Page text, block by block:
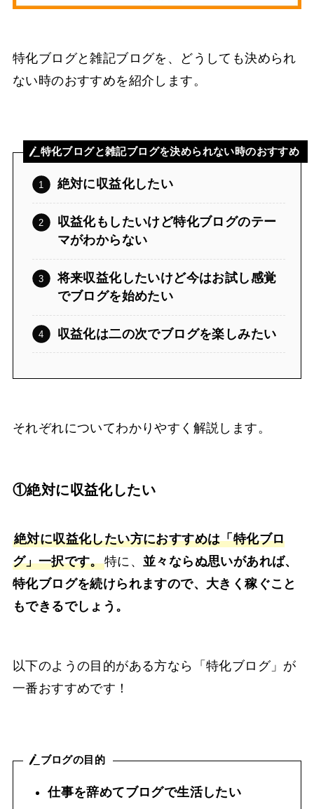
特化ブログと雑記ブログを、どうしても決められ
ない時のおすすめを紹介します。
特化ブログと雑記ブログを決められない時のおすすめ
絶対に収益化したい
収益化もしたいけど特化ブログのテー
マがわからない
将来収益化したいけど今はお試し感覚
でブログを始めたい
収益化は二の次でブログを楽しみたい
それぞれについてわかりやすく解説します。
①絶対に収益化したい
絶対に収益化したい方におすすめは「特化ブロ
グ」一択です。特に、 並々ならぬ思いがあれば、
特化ブログを続けられますので、大きく稼ぐこと
もできるでしょう。
以下のようの目的がある方なら「特化ブログ」が
一番おすすめです！
ブログの目的
仕事を辞めてブログで生活したい